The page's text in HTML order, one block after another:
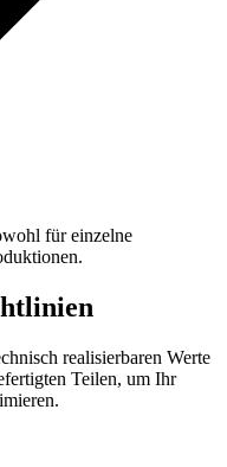
für einzelne
realisierbaren Werte
Teilen, um Ihr